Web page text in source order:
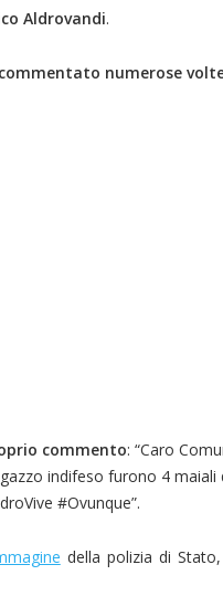
Aldrovandi.
numerose
commento: “Caro
indifeso furono 4
#Ovunque”.
della polizia di